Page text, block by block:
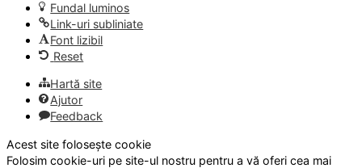
Fundal luminos
Link-uri subliniate
Font lizibil
Reset
Hartă site
Ajutor
Feedback
Acest site folosește cookie
Folosim cookie-uri pe site-ul nostru pentru a vă oferi cea mai